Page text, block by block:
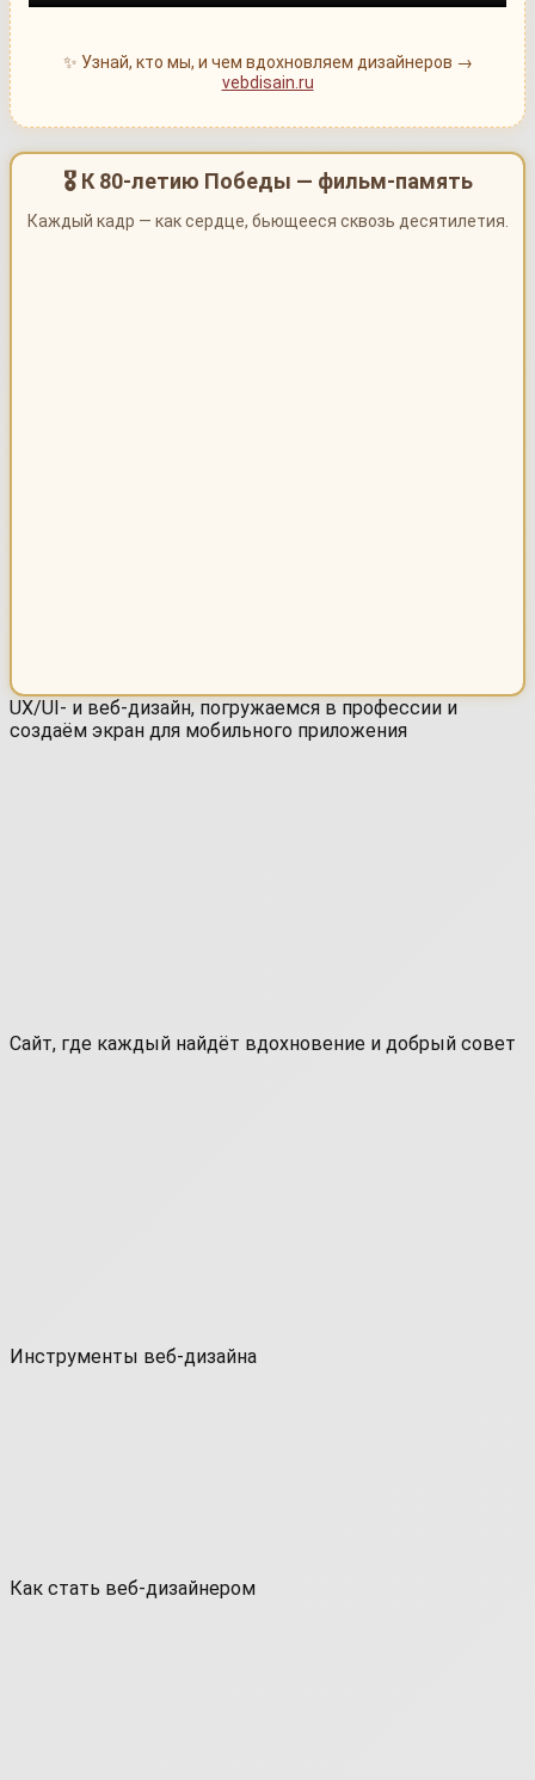
✨ Узнай, кто мы, и чем вдохновляем дизайнеров →
vebdisain.ru
🎖 К 80-летию Победы — фильм-память
Каждый кадр — как сердце, бьющееся сквозь десятилетия.
UX/UI- и веб-дизайн, погружаемся в профессии и
создаём экран для мобильного приложения
Сайт, где каждый найдёт вдохновение и добрый совет
Инструменты веб-дизайна
Как стать веб-дизайнером